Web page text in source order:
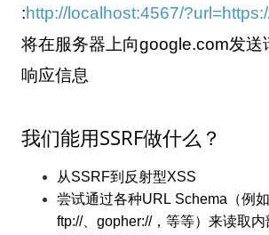
:http://localhost:4567/
将在服务器上向google.com发送
响应信息
我们能用SSRF做什么？
从SSRF到反射型XSS
尝试通过各种URL Schema （例
ftp://、gopher://，等等）来读取